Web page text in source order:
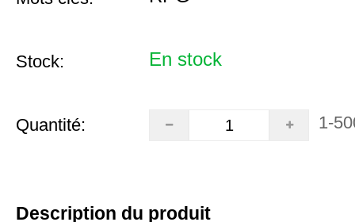
Stock: En stock
Quantité: 1-
Description du produit